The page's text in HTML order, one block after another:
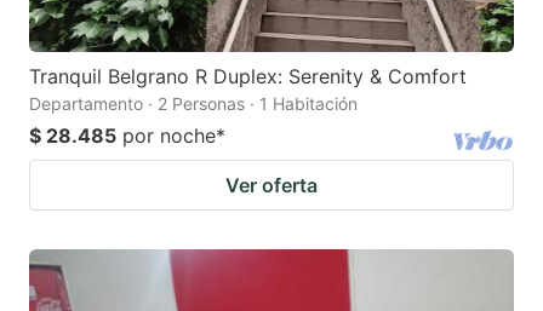
Tranquil Belgrano R Duplex: Serenity & Comfort
Departamento · 2 Personas · 1 Habitación
$ 28.485 por noche*
Ver oferta